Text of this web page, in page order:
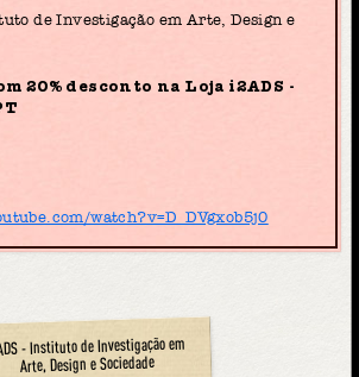
de Investigação em Arte, Design e
20% desconto na Loja i2ADS -
watch?v=D_DVgxob5j0
- Instituto de Investigação em
Arte, Design e Sociedade